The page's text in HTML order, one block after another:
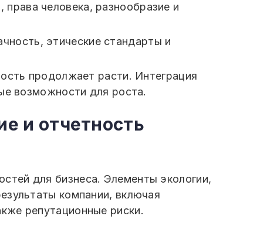
человека, разнообразие и
этические стандарты и
продолжает расти. Интеграция
возможности для роста.
и отчетность
для бизнеса. Элементы экологии,
компании, включая
репутационные риски.